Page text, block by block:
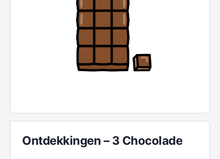
Ontdekkingen – 3 Chocolade